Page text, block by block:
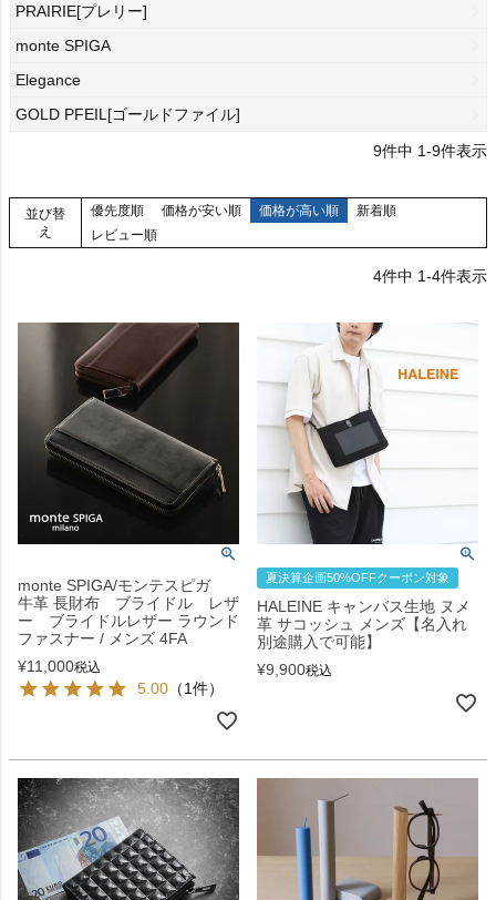
PRAIRIE[プレリー]
monte SPIGA
Elegance
GOLD PFEIL[ゴールドファイル]
9件中 1-9件表示
並び替
え
優先度順 価格が安い順 価格が高い順
新着順
レビュー順
4件中 1-4件表示
monte SPIGA/モンテスピガ
牛革 長財布 ブライドル レザ
ー ブライドルレザー ラウンド
ファスナー / メンズ 4FA
¥11,000税込
5.00 （1件）
夏決算企画50%OFFクーポン対象
HALEINE キャンバス生地 ヌメ
革 サコッシュ メンズ【名入れ
別途購入で可能】
¥9,900税込